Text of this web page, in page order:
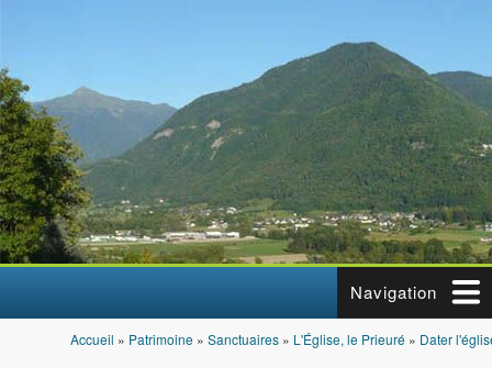
Navigation
Vous êtes ici
Accueil » Patrimoine » Sanctuaires » L'Église, le Prieuré » Dater